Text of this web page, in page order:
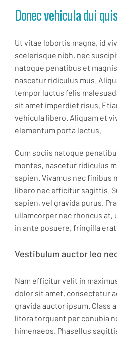
Donec vehicula dui
Ut vitae lobortis magna, id
scelerisque nibh, nec
natoque penatibus et
nascetur ridiculus mus.
tempor luctus felis
sit amet imperdiet risus.
vehicula libero. Aliquam et
elementum porta lectus.
Cum sociis natoque
montes, nascetur ridiculus
sapien. Vivamus nec finibus
libero nec efficitur sagittis.
sapien, vel gravida purus.
ullamcorper nec rhoncus at,
in ante posuere, fringilla
Vestibulum auctor leo
Nam efficitur velit in
dolor sit amet, consectetur
gravida auctor ipsum. Class
litora torquent per conubia
himenaeos. Phasellus